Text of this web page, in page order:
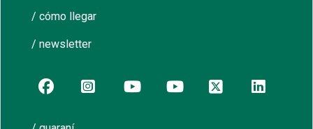
/ cómo llegar
/ newsletter